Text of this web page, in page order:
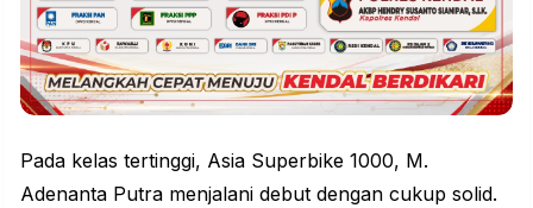
Pada kelas tertinggi, Asia Superbike 1000, M.
Adenanta Putra menjalani debut dengan cukup solid.